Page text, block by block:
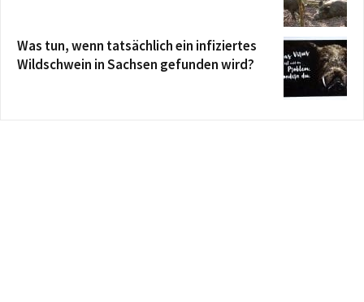
Was tun, wenn tatsächlich ein infiziertes
Wildschwein in Sachsen gefunden wird?